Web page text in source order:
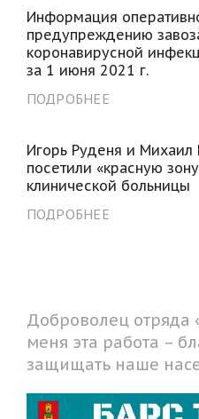
Информация
предупреждению
коронавирусной
за 1 июня 2021 г.
ПОДРОБНЕЕ
Игорь Руденя и
посетили «красную
клинической больницы
ПОДРОБНЕЕ
Доброволец отряда
меня эта работа –
защищать наше